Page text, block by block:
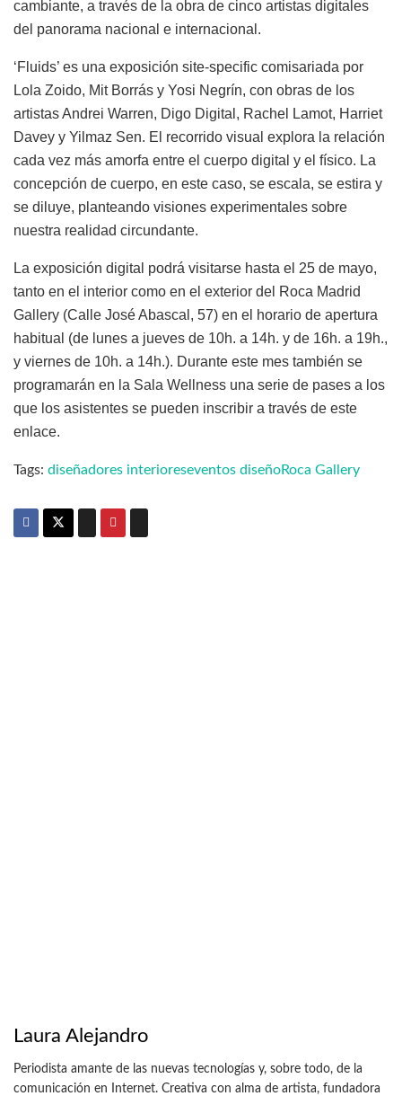
cambiante, a través de la obra de cinco artistas digitales
del panorama nacional e internacional.
‘Fluids’ es una exposición site-specific comisariada por
Lola Zoido, Mit Borrás y Yosi Negrín, con obras de los
artistas Andrei Warren, Digo Digital, Rachel Lamot, Harriet
Davey y Yilmaz Sen. El recorrido visual explora la relación
cada vez más amorfa entre el cuerpo digital y el físico. La
concepción de cuerpo, en este caso, se escala, se estira y
se diluye, planteando visiones experimentales sobre
nuestra realidad circundante.
La exposición digital podrá visitarse hasta el 25 de mayo,
tanto en el interior como en el exterior del Roca Madrid
Gallery (Calle José Abascal, 57) en el horario de apertura
habitual (de lunes a jueves de 10h. a 14h. y de 16h. a 19h.,
y viernes de 10h. a 14h.). Durante este mes también se
programarán en la Sala Wellness una serie de pases a los
que los asistentes se pueden inscribir a través de este
enlace.
Tags: diseñadores interioreseventos diseñoRoca Gallery
Laura Alejandro
Periodista amante de las nuevas tecnologías y, sobre todo, de la
comunicación en Internet. Creativa con alma de artista, fundadora